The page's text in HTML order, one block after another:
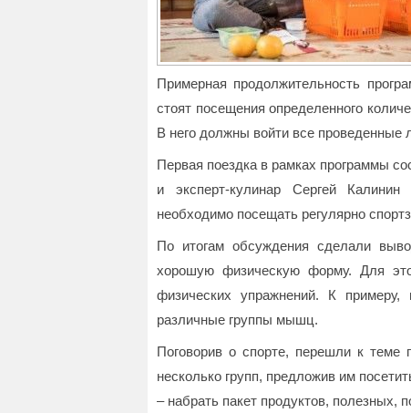
Примерная продолжительность
стоят посещения определенного
В него должны войти все проведенные
Первая поездка в рамках программы
и эксперт-кулинар Сергей
необходимо посещать регулярно
По итогам обсуждения сделали
хорошую физическую форму. Для
физических упражнений. К примеру,
различные группы мышц.
Поговорив о спорте, перешли к теме
несколько групп, предложив им
– набрать пакет продуктов, полезных,